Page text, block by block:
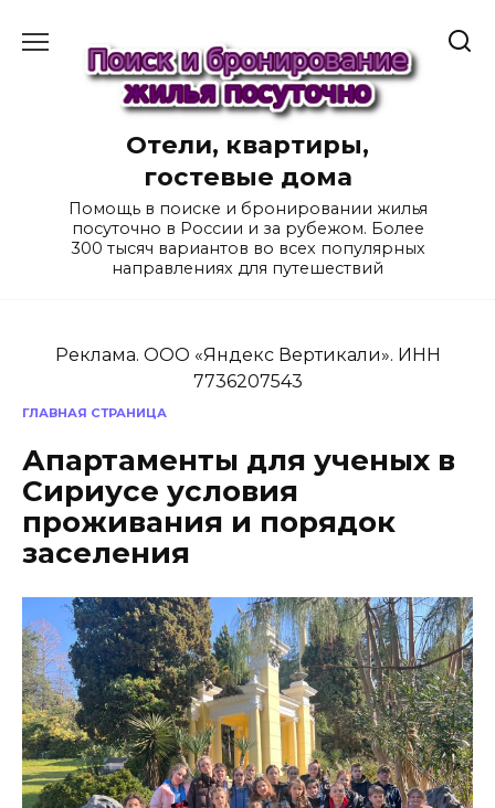
содержанию
Отели, квартиры,
гостевые дома
Помощь в поиске и бронировании жилья
посуточно в России и за рубежом. Более
300 тысяч вариантов во всех популярных
направлениях для путешествий
Реклама. ООО «Яндекс Вертикали». ИНН
7736207543
ГЛАВНАЯ СТРАНИЦА
Апартаменты для ученых в
Сириусе условия
проживания и порядок
заселения